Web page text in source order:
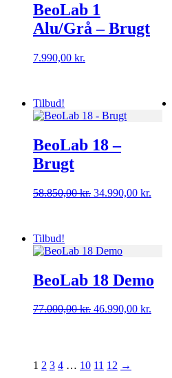
BeoLab 1
Alu/Grå – Brugt
7.990,00 kr.
Tilbud!
BeoLab 18 –
Brugt
58.850,00kr. Den
34.990,00 kr.
Tilbud!
BeoLab 18 Demo
77.000,00kr. Den
46.990,00 kr.
1 2 3 4 … 10 11 12 →